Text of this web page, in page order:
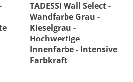
TADESSI Wall Select -
Wandfarbe Grau -
Kieselgrau -
Hochwertige
Innenfarbe - Intensive
Farbkraft